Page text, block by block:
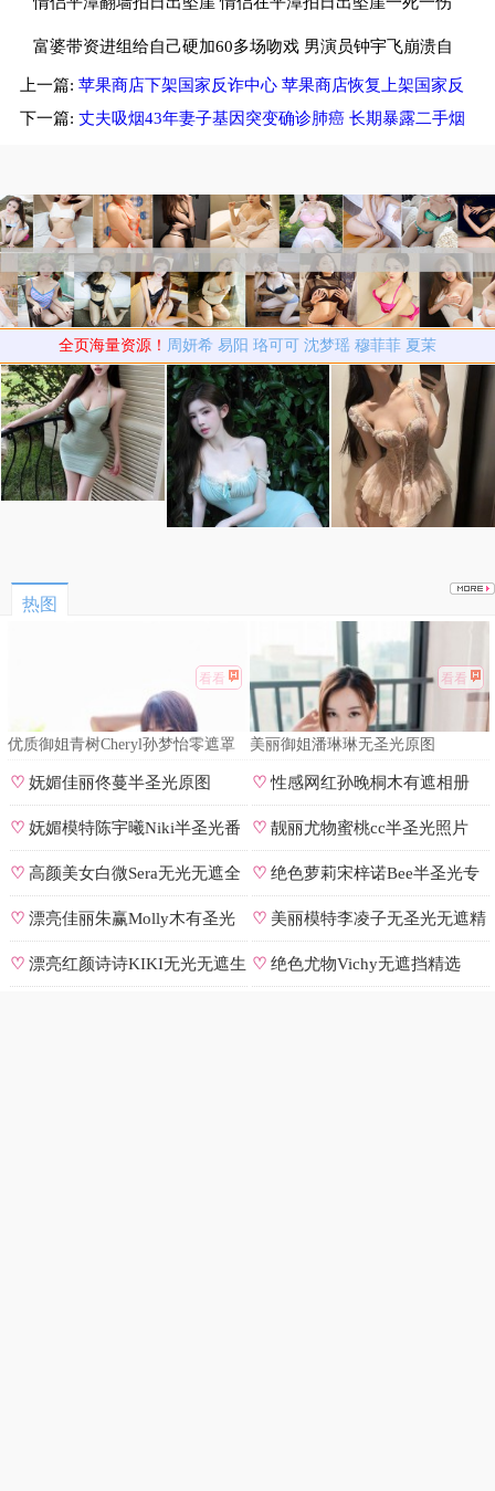
富婆带资进组给自己硬加60多场吻戏 男演员钟宇飞崩溃自
曝遇富婆加吻戏
上一篇: 苹果商店下架国家反诈中心 苹果商店恢复上架国家反
诈中心APP
下一篇: 丈夫吸烟43年妻子基因突变确诊肺癌 长期暴露二手烟
全页海量资源！ 周妍希 易阳 珞可可 沈梦瑶 穆菲菲 夏茉
热图
看看
优质御姐青树Cheryl孙梦怡零遮罩
看看
美丽御姐潘琳琳无圣光原图
♡妩媚佳丽佟蔓半圣光原图 ♡性感网红孙晚桐木有遮相册
♡妩媚模特陈宇曦Niki半圣光番
号
♡ 靓丽尤物蜜桃cc半圣光照片
♡高颜美女白微Sera无光无遮全
集
♡ 绝色萝莉宋梓诺Bee半圣光专
辑
♡漂亮佳丽朱赢Molly木有圣光
原图
♡ 美丽模特李凌子无圣光无遮精
选
♡漂亮红颜诗诗KIKI无光无遮生 ♡ 绝色尤物Vichy无遮挡精选